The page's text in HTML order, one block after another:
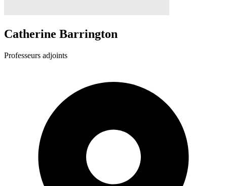
Catherine Barrington
Professeurs adjoints